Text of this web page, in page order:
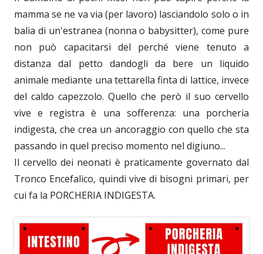
mamma se ne va via (per lavoro) lasciandolo solo o in
balia di un'estranea (nonna o babysitter), come pure
non può capacitarsi del perché viene tenuto a
distanza dal petto dandogli da bere un liquido
animale mediante una tettarella finta di lattice, invece
del caldo capezzolo. Quello che però il suo cervello
vive e registra è una sofferenza: una porcheria
indigesta, che crea un ancoraggio con quello che sta
passando in quel preciso momento nel digiuno...
Il cervello dei neonati è praticamente governato dal
Tronco Encefalico, quindi vive di bisogni primari, per
cui fa la PORCHERIA INDIGESTA.